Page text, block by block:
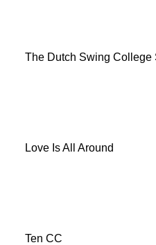
The Dutch Swing College
Love Is All Around
Ten CC